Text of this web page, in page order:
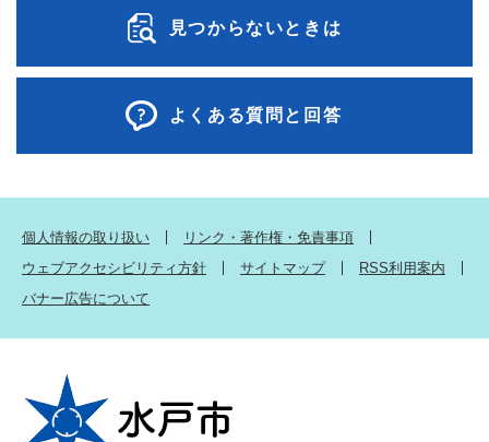
見つからないときは
よくある質問と回答
個人情報の取り扱い
リンク・著作権・免責事項
ウェブアクセシビリティ方針
サイトマップ
RSS利用案内
バナー広告について